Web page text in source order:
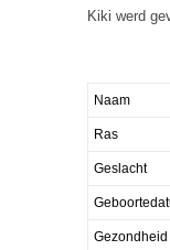
Kiki werd
Naam
Ras
Geslacht
Gezondheid